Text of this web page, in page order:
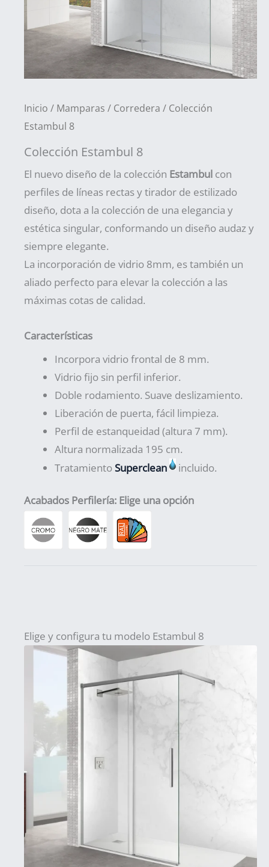
Inicio / Mamparas / Corredera / Colección
Estambul 8
Colección Estambul 8
El nuevo diseño de la colección Estambul con
perfiles de líneas rectas y tirador de estilizado
diseño, dota a la colección de una elegancia y
estética singular, conformando un diseño audaz y
siempre elegante.
La incorporación de vidrio 8mm, es también un
aliado perfecto para elevar la colección a las
máximas cotas de calidad.
Características
Incorpora vidrio frontal de 8 mm.
Vidrio fijo sin perfil inferior.
Doble rodamiento. Suave deslizamiento.
Liberación de puerta, fácil limpieza.
Perfil de estanqueidad (altura 7 mm).
Altura normalizada 195 cm.
TratamientoSuperclean incluido.
Acabados Perfilería: Elige una opción
Elige y configura tu modelo Estambul 8